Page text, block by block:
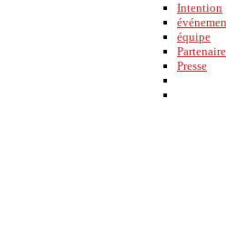
Intention
équipe
Presse